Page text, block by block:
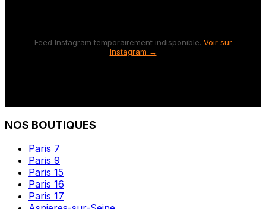
Feed Instagram temporairement indisponible. Voir sur
Instagram →
NOS BOUTIQUES
Paris 7
Paris 9
Paris 15
Paris 16
Paris 17